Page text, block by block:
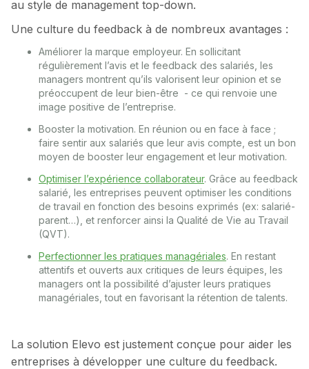
au style de management top-down.
Une culture du feedback à de nombreux avantages :
Améliorer la marque employeur. En sollicitant
régulièrement l’avis et le feedback des salariés, les
managers montrent qu’ils valorisent leur opinion et se
préoccupent de leur bien-être - ce qui renvoie une
image positive de l’entreprise.
Booster la motivation. En réunion ou en face à face ;
faire sentir aux salariés que leur avis compte, est un bon
moyen de booster leur engagement et leur motivation.
Optimiser l’expérience collaborateur. Grâce au feedback
salarié, les entreprises peuvent optimiser les conditions
de travail en fonction des besoins exprimés (ex: salarié-
parent…), et renforcer ainsi la Qualité de Vie au Travail
(QVT).
Perfectionner les pratiques managériales. En restant
attentifs et ouverts aux critiques de leurs équipes, les
managers ont la possibilité d’ajuster leurs pratiques
managériales, tout en favorisant la rétention de talents.
La solution Elevo est justement conçue pour aider les
entreprises à développer une culture du feedback.